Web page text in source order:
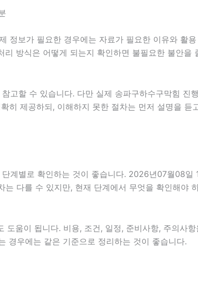
정보가 필요한 경우에는 자료가 필요한 이유와
방식은 어떻게 되는지 확인하면 불필요한 불안을
참고할 수 있습니다. 다만 실제 송파구하수구막힘
히 제공하되, 이해하지 못한 절차는 먼저 설명을 듣
계별로 확인하는 것이 좋습니다. 2026년07월08
다를 수 있지만, 현재 단계에서 무엇을 확인해야
움이 됩니다. 비용, 조건, 일정, 준비사항, 주의사
경우에는 같은 기준으로 정리하는 것이 좋습니다.